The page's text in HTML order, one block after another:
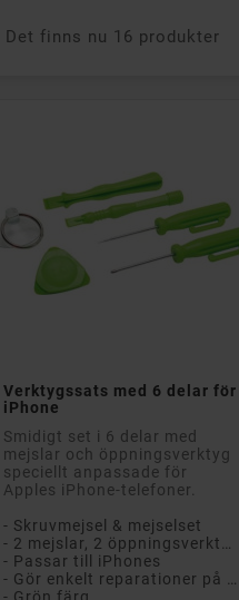
Det finns nu 16 produkter
Verktygssats med 6 delar för
iPhone
Smidigt set i 6 delar med
mejslar och öppningsverktyg
speciellt anpassade för
Apples iPhone-telefoner.
- Skruvmejsel & mejselset
- Passar till iPhones
- Grön färg